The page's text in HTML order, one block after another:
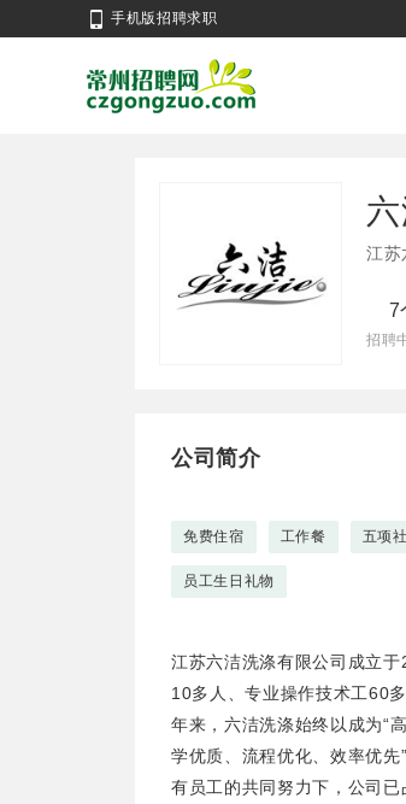
手机版招聘求职
江苏
7
招聘
公司简介
免费住宿 工作餐 五项
员工生日礼物
江苏六洁洗涤有限公司成立
10多人、专业操作技术工60
年来，六洁洗涤始终以成为“
学优质、流程优化、效率优
有员工的共同努力下，公司